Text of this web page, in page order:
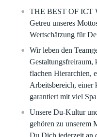
THE BEST OF
Getreu unseres
Wertschätzung für
Wir leben den
Gestaltungsfreiraum,
flachen Hierarchien,
Arbeitsbereich,
garantiert mit viel
Unsere Du-Kultur
gehören zu unserem
Du Dich jederzeit an